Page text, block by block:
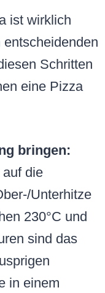
ist wirklich
Schritten
eine Pizza
bringen:
die
Unterhitze
230°C und
sind das
in einem